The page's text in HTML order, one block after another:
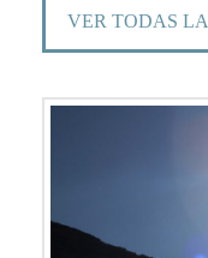
VER TODAS